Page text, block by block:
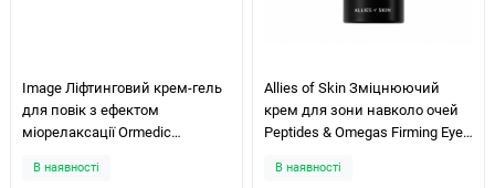
Image Ліфтинговий крем-гель
для повік з ефектом
міорелаксації Ormedic
В наявності
Allies of Skin Зміцнюючий
крем для зони навколо очей
Peptides & Omegas Firming Eye
В наявності